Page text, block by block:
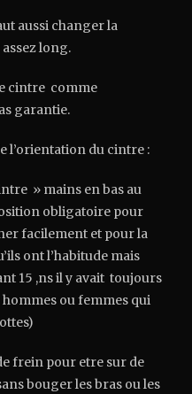
aussi changer la
long.
cintre comme
garantie.
l’orientation du cintre :
» mains en bas au
obligatoire pour
facilement et pour la
ont l’habitude mais
15 ,ns il y avait toujours
hommes ou femmes qui
frein pour etre sur de
bouger les bras ou les